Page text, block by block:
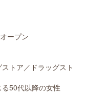
ープン
トア／ドラッグスト
50代以降の女性